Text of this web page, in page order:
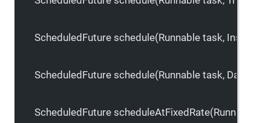
ScheduledFuture schedule(Runnable task, Instant
ScheduledFuture schedule(Runnable task, Date
ScheduledFuture scheduleAtFixedRate(Runnable